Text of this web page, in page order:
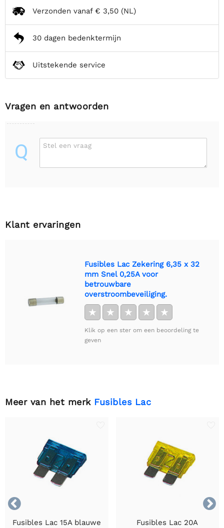
Verzonden vanaf € 3,50 (NL)
30 dagen bedenktermijn
Uitstekende service
Vragen en antwoorden
Q Stel een vraag
Klant ervaringen
Fusibles Lac Zekering 6,35 x 32
mm Snel 0,25A voor
betrouwbare
overstroombeveiliging.
★ ★ ★ ★ ★
Klik op een ster om een beoordeling te
geven
Meer van het merk Fusibles Lac


Fusibles Lac 15A blauwe
Fusibles Lac 20A